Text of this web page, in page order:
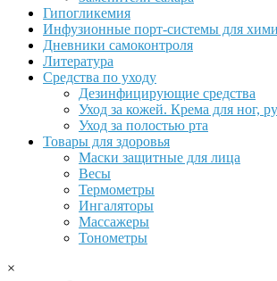
Гипогликемия
Инфузионные порт-системы для
Дневники самоконтроля
Литература
Средства по уходу
Дезинфицирующие средства
Уход за кожей. Крема для ног,
Уход за полостью рта
Товары для здоровья
Маски защитные для лица
Весы
Термометры
Ингаляторы
Массажеры
Тонометры
×